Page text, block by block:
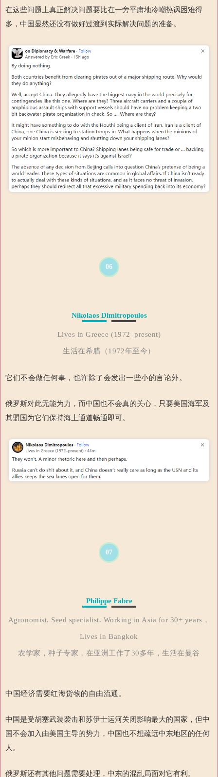
在这些问题上真正解决问题要比在一旁平庸地冷嘲热讽困难得
多，中国显然还没有做好过渡到实际解决问题的准备。
06
Nikolaos Dimitropoulos
Lives in Greece (1972–present)
生活在希腊（1972年至今）
它们不会做任何事，也许除了会发出一些小的言论外。
俄罗斯对此无能为力，而中国也不会真的关心，只要美国海军及
其盟国为它们保持海上通道畅通即可。
07
Philippe Fabre
Agronomist. Seed specialist. Working in Asia for 30+ years，
Lives in Bangkok
农学家，种子专家，在亚洲工作了30多年，生活在曼谷
中国经济需要红海货物的自由流通。
中国是受胡塞武装袭击和苏伊士运河关闭影响最大的国家，但中
国不会加入由美国主导的势力，中国也不想疏远中东地区的任何
人。
俄罗斯还有其他问题需要处理，中东的混乱局面对它有利。